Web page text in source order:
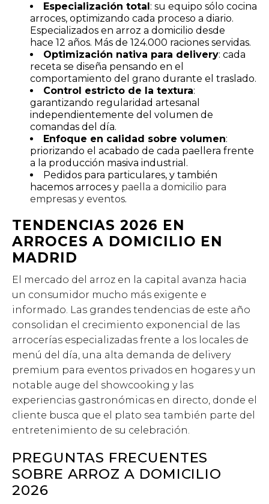
Especialización total: su equipo sólo cocina
arroces, optimizando cada proceso a diario.
Especializados en arroz a domicilio desde
hace 12 años. Más de 124.000 raciones servidas.
Optimización nativa para delivery: cada
receta se diseña pensando en el
comportamiento del grano durante el traslado.
Control estricto de la textura:
garantizando regularidad artesanal
independientemente del volumen de
comandas del día.
Enfoque en calidad sobre volumen:
priorizando el acabado de cada paellera frente
a la producción masiva industrial.
Pedidos para particulares, y también
hacemos arroces y paella a domicilio para
empresas y eventos.
TENDENCIAS 2026 EN
ARROCES A DOMICILIO EN
MADRID
El mercado del arroz en la capital avanza hacia
un consumidor mucho más exigente e
informado. Las grandes tendencias de este año
consolidan el crecimiento exponencial de las
arrocerías especializadas frente a los locales de
menú del día, una alta demanda de delivery
premium para eventos privados en hogares y un
notable auge del showcooking y las
experiencias gastronómicas en directo, donde el
cliente busca que el plato sea también parte del
entretenimiento de su celebración.
PREGUNTAS FRECUENTES
SOBRE ARROZ A DOMICILIO
2026